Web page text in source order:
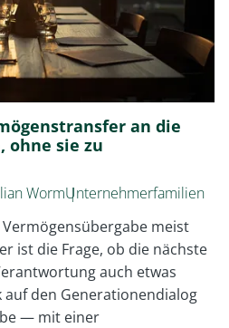
an die
ohne sie zu
WormUnternehmerfamilien
meist
ist die Frage, ob die nächste
auch etwas
auf den Generationendialog
— mit einer